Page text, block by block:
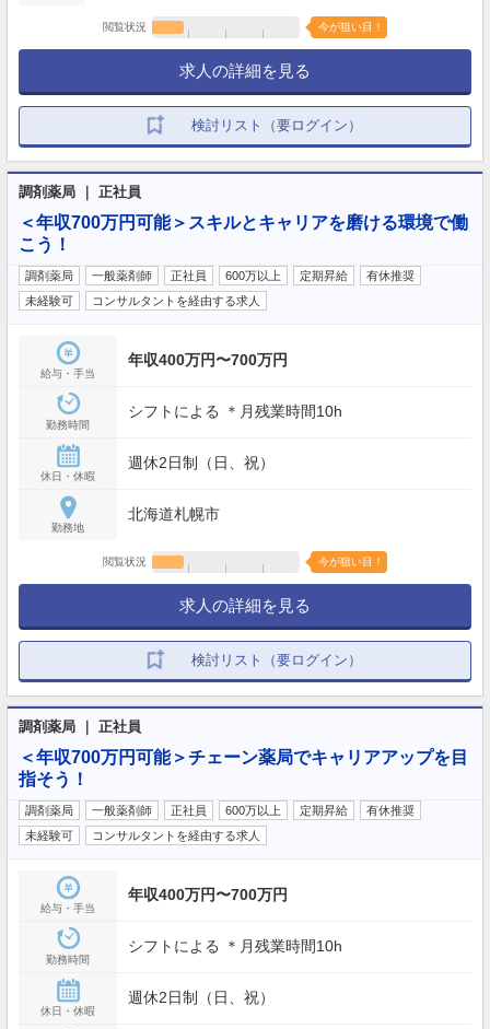
閲覧状況 今が狙い目！
求人の詳細を見る
検討リスト（要ログイン）
調剤薬局 ｜ 正社員
＜年収700万円可能＞スキルとキャリアを磨ける環境で働
こう！
調剤薬局 一般薬剤師 正社員 600万以上 定期昇給
有休推奨
未経験可
コンサルタントを経由する求人
給与・手当
年収400万円〜700万円
勤務時間
シフトによる ＊月残業時間10h
休日・休暇
週休2日制（日、祝）
勤務地
北海道札幌市
閲覧状況 今が狙い目！
求人の詳細を見る
検討リスト（要ログイン）
調剤薬局 ｜ 正社員
＜年収700万円可能＞チェーン薬局でキャリアアップを目
指そう！
調剤薬局 一般薬剤師 正社員 600万以上 定期昇給
有休推奨
未経験可
コンサルタントを経由する求人
給与・手当
年収400万円〜700万円
勤務時間
シフトによる ＊月残業時間10h
休日・休暇
週休2日制（日、祝）